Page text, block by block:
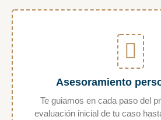
Asesoramiento
Te guiamos en cada paso del
evaluación inicial de tu caso